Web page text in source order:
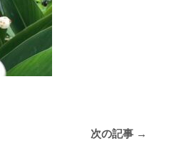
次の記事 →